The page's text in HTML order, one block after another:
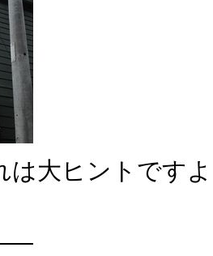
は大ヒントです